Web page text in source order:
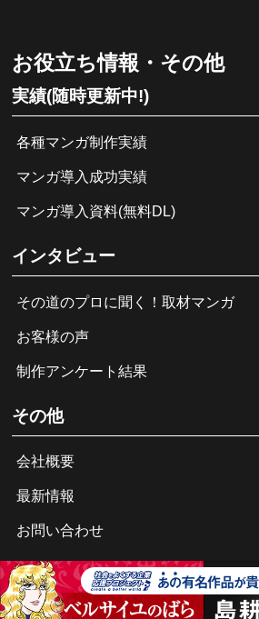
お役立ち情報・その他
実績(随時更新中!)
各種マンガ制作実績
マンガ導入成功実績
マンガ導入資料(無料DL)
インタビュー
その道のプロに聞く！取材マンガ
お客様の声
制作アンケート結果
その他
会社概要
最新情報
お問い合わせ